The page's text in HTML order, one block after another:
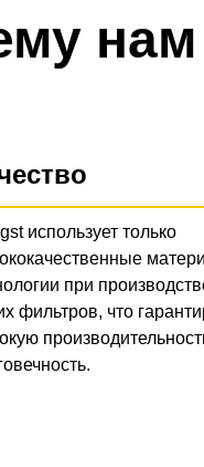
использует только
при
фильтров, что